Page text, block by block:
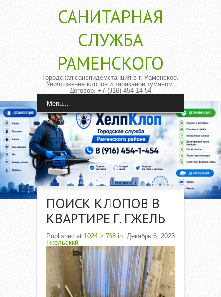
САНИТАРНАЯ
CЛУЖБА
РАМЕНСКОГО
Городская санэпидемстанция в г. Раменское.
Уничтожение клопов и тараканов туманом.
Договор. +7 (916) 454-14-54
Menu...
ПОИСК КЛОПОВ В
КВАРТИРЕ Г. ГЖЕЛЬ
Published Декабрь 6, 2023
at 1024 × 768 in
Гжельский